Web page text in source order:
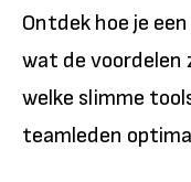
Ontdek hoe je
wat de voordelen
welke slimme
teamleden